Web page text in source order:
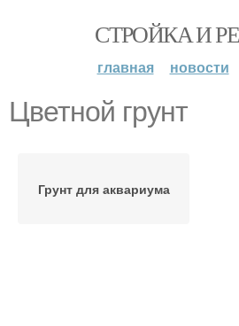
СТРОЙКА И
главная новости
Цветной грунт
Грунт для аквариума